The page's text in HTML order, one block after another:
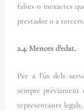
falses o inexactes
prestador o a tercers.
2.4. Menors d’edat.
Per a l’ús dels
sempre
representants